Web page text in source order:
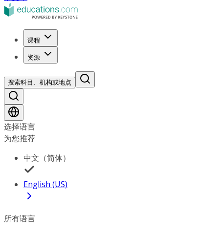
课程
资源
搜索科目、机构或地点
选择语言
为您推荐
中文（简体）
English (US)
所有语言